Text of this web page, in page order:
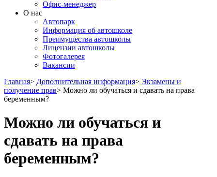
Офис-менеджер
О нас
Автопарк
Информация об автошколе
Преимущества автошколы
Лицензии автошколы
Фотогалерея
Вакансии
Главная> Дополнительная информация> Экзамены и
получение прав> Можно ли обучаться и сдавать на права
беременным?
Можно ли обучаться и
сдавать на права
беременным?